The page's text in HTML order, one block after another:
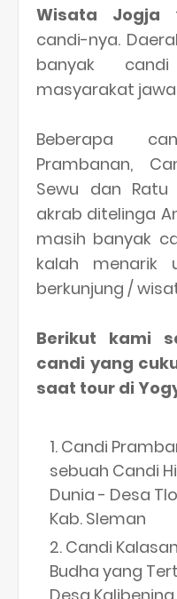
Wisata Jogja
candi-nya.
banyak
masyarakat
Beberapa
Prambanan,
Sewu dan Ratu
akrab ditelinga
masih banyak
kalah menarik
berkunjung /
Berikut kami
candi yang
saat tour di
Candi
sebuah Candi
Dunia - Desa
Kab. Sleman
Candi
Budha yang